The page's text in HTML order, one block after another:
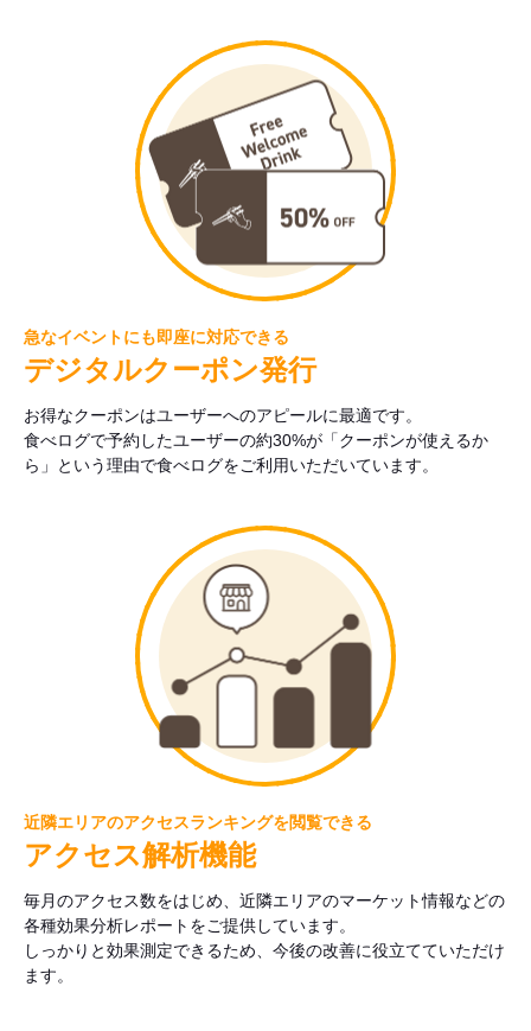
急なイベントにも即座に対応できる
デジタルクーポン発行
お得なクーポンはユーザーへのアピールに最適です。
食べログで予約したユーザーの約30%が「クーポンが使えるか
ら」という理由で食べログをご利用いただいています。
近隣エリアのアクセスランキングを閲覧できる
アクセス解析機能
毎月のアクセス数をはじめ、近隣エリアのマーケット情報などの
各種効果分析レポートをご提供しています。
しっかりと効果測定できるため、今後の改善に役立てていただけ
ます。